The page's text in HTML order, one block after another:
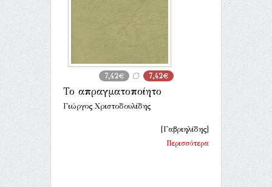
7,42€ 7,42€
Το απραγματοποίητο
Γιώργος Χριστοδουλίδης
[Γαβριηλίδης]
Περισσότερα